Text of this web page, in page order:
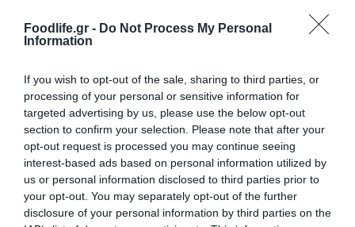
Foodlife.gr - Do Not Process My Personal
Information
If you wish to opt-out of the sale, sharing to third parties, or
processing of your personal or sensitive information for
targeted advertising by us, please use the below opt-out
section to confirm your selection. Please note that after your
opt-out request is processed you may continue seeing
interest-based ads based on personal information utilized by
us or personal information disclosed to third parties prior to
your opt-out. You may separately opt-out of the further
disclosure of your personal information by third parties on the
03.08.2026
Το ελληνικό νησί που «υμνεί» η βρετανική
Express